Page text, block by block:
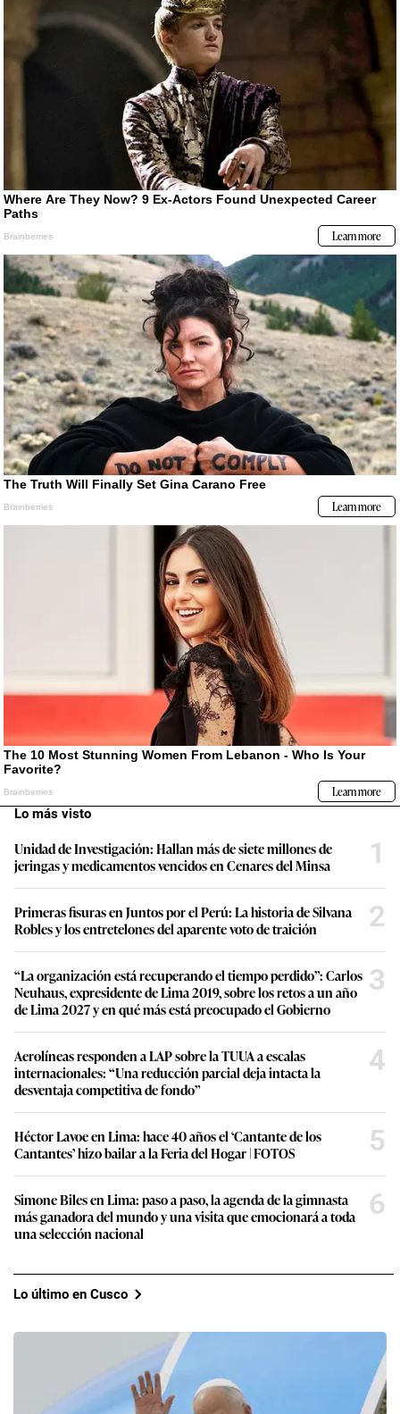
Lo más visto
Unidad de Investigación: Hallan más de siete millones de
jeringas y medicamentos vencidos en Cenares del Minsa
1
Primeras fisuras en Juntos por el Perú: La historia de Silvana
Robles y los entretelones del aparente voto de traición
2
“La organización está recuperando el tiempo perdido”: Carlos
Neuhaus, expresidente de Lima 2019, sobre los retos a un año
de Lima 2027 y en qué más está preocupado el Gobierno
3
Aerolíneas responden a LAP sobre la TUUA a escalas
internacionales: “Una reducción parcial deja intacta la
desventaja competitiva de fondo”
4
Héctor Lavoe en Lima: hace 40 años el ‘Cantante de los
Cantantes’ hizo bailar a la Feria del Hogar | FOTOS
5
Simone Biles en Lima: paso a paso, la agenda de la gimnasta
más ganadora del mundo y una visita que emocionará a toda
una selección nacional
6
Lo último en Cusco